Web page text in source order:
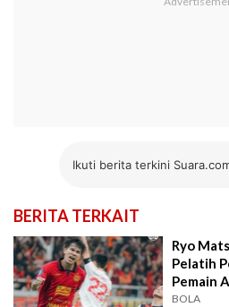
Ikuti berita terkini
BERITA TERKAIT
Ryo
Pelatih
Pemain
BOLA